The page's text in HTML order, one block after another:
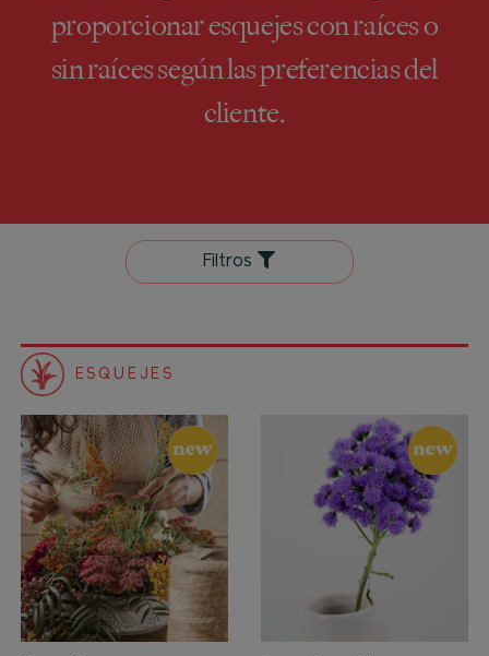
proporcionar esquejes con raíces o
sin raíces según las preferencias del
cliente.
Filtros
ESQUEJES